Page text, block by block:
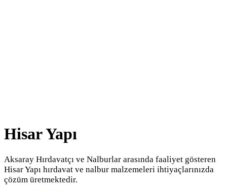
Hisar Yapı
Aksaray Hırdavatçı ve Nalburlar arasında faaliyet gösteren
Hisar Yapı hırdavat ve nalbur malzemeleri ihtiyaçlarınızda
çözüm üretmektedir.